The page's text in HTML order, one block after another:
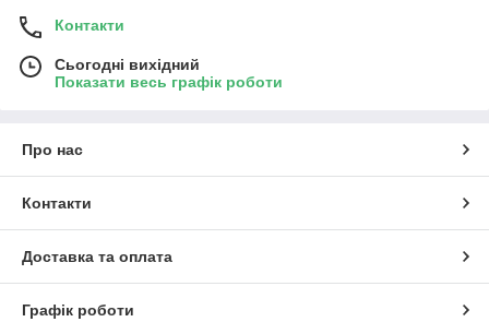
Контакти
Сьогодні вихідний
Показати весь графік роботи
Про нас
Контакти
Доставка та оплата
Графік роботи